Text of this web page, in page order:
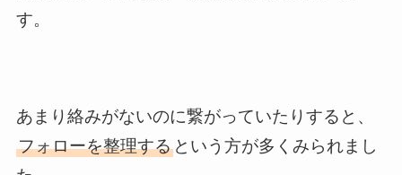
す。
あまり絡みがないのに繋がっていたりすると、
フォローを整理するという方が多くみられまし